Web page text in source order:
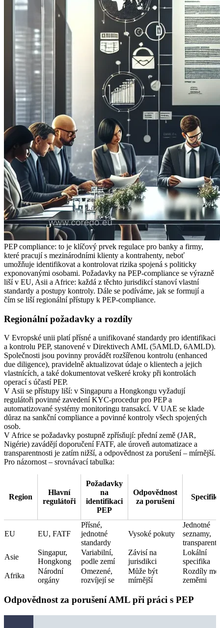
PEP compliance: to je klíčový prvek regulace pro banky a firmy,
které pracují s mezinárodními klienty a kontrahenty, neboť
umožňuje identifikovat a kontrolovat rizika spojená s politicky
exponovanými osobami. Požadavky na PEP-compliance se výrazně
liší v EU, Asii a Africe: každá z těchto jurisdikcí stanoví vlastní
standardy a postupy kontroly. Dále se podíváme, jak se formují a
čím se liší regionální přístupy k PEP-compliance.
Regionální požadavky a rozdíly
V Evropské unii platí přísné a unifikované standardy pro identifikaci
a kontrolu PEP, stanovené v Direktivech AML (5AMLD, 6AMLD).
Společnosti jsou povinny provádět rozšířenou kontrolu (enhanced
due diligence), pravidelně aktualizovat údaje o klientech a jejich
vlastnících, a také dokumentovat veškeré kroky při kontrolách
operací s účastí PEP.
V Asii se přístupy liší: v Singapuru a Hongkongu vyžadují
regulátoři povinné zavedení KYC-procedur pro PEP a
automatizované systémy monitoringu transakcí. V UAE se klade
důraz na sankční compliance a povinné kontroly všech spojených
osob.
V Africe se požadavky postupně zpřísňují: přední země (JAR,
Nigérie) zavádějí doporučení FATF, ale úroveň automatizace a
transparentnosti je zatím nižší, a odpovědnost za porušení – mírnější.
Pro názornost – srovnávací tabulka:
Region
Hlavní
regulátoři
Požadavky
na
identifikaci
PEP
Odpovědnost
za porušení
EU EU, FATF
Přísné,
jednotné
standardy
Vysoké pokuty
Jednotné
seznamy,
Asie
Singapur,
Hongkong
Variabilní,
podle zemí
Závisí na
jurisdikci
Lokální
specifika
Afrika
Národní
orgány
Omezené,
rozvíjejí se
Může být
mírnější
Rozdíly
zeměmi
Odpovědnost za porušení AML při práci s PEP